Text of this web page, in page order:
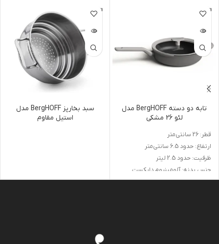
اتمام مو
جودی
تابه دو دسته BergHOFF مدل
لئو 26 مشکی
قطر: 26 سانتی‌متر
ارتفاع: حدود 6.5 سانتی‌متر
ظرفیت: حدود 2.5 لیتر
جنس بدنه: آلومینیوم دایکست
پوشش داخلی: نچسب سرامیکی
اتمام مو
جودی
سبد بخارپز BergHOFF مدل
استیل مقاوم